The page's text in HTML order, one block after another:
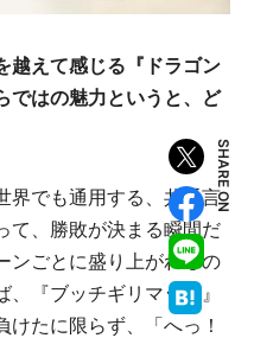
えて感じる『ドラゴン
ではの魅力というと、ど
界でも通用する、共通言
て、勝敗が決まる瞬間だ
ンごとに盛り上がれるの
『ブッチギリマッチ』
たに限らず、「へっ！
SHARE ON